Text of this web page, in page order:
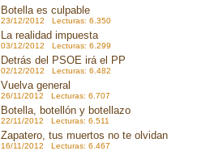
Botella es culpable
23/12/2012 Lecturas: 6.350
La realidad impuesta
03/12/2012 Lecturas: 6.299
Detrás del PSOE irá el PP
02/12/2012 Lecturas: 6.482
Vuelva general
26/11/2012 Lecturas: 6.707
Botella, botellón y botellazo
22/11/2012 Lecturas: 6.511
Zapatero, tus muertos no te olvidan
16/11/2012 Lecturas: 6.467